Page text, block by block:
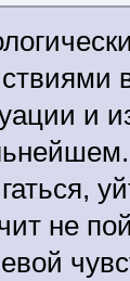
и
не